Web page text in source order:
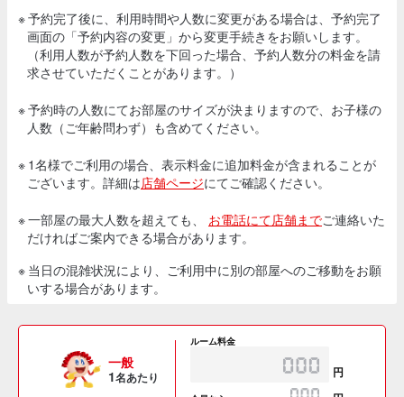
※ 予約完了後に、利用時間や人数に変更がある場合は、予約完了
画面の「予約内容の変更」から変更手続きをお願いします。
（利用人数が予約人数を下回った場合、予約人数分の料金を請
求させていただくことがあります。）
※ 予約時の人数にてお部屋のサイズが決まりますので、お子様の
人数（ご年齢問わず）も含めてください。
※ 1名様でご利用の場合、表示料金に追加料金が含まれることが
ございます。詳細は店舗ページにてご確認ください。
※ 一部屋の最大人数を超えても、 お電話にて店舗までご連絡いた
だければご案内できる場合があります。
※ 当日の混雑状況により、ご利用中に別の部屋へのご移動をお願
いする場合があります。
一般
1名あたり
ルーム料金
円